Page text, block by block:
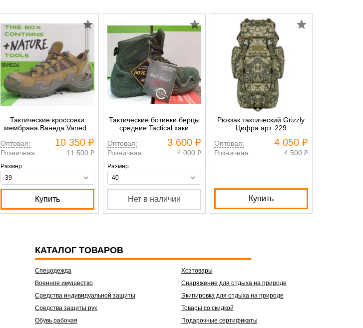
Тактические кроссовки
мембрана Ванеда Vaneda
Оптовая:
10 350 ₽
Розничная: 11 500 ₽
Размер
Купить
Тактические ботинки берцы
средние Tactical хаки
Оптовая:
3 600 ₽
Розничная: 4 000 ₽
Размер
Нет в наличии
Рюкзак тактический Grizzly
Цифра арт. 229
Оптовая:
4 050 ₽
Розничная: 4 500 ₽
Купить
КАТАЛОГ ТОВАРОВ
Спецодежда
Военное имущество
Средства индивидуальной защиты
Средства защиты рук
Обувь рабочая
Хозтовары
Снаряжение для отдыха на природе
Экипировка для отдыха на природе
Товары со скидкой
Подарочные сертификаты